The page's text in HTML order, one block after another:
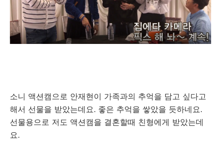
소니 액션캠으로 안재현이 가족과의 추억을 담고 싶다고
해서 선물을 받았는데요. 좋은 추억을 쌓았을 듯하네요.
선물용으로 저도 액션캠을 결혼할때 친형에게 받았는데
요.